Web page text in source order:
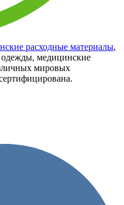
расходные материалы,
одежды, медицинские
мировых